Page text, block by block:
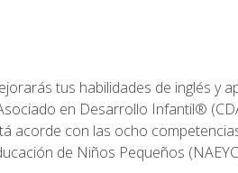
tus habilidades de inglés y
en Desarrollo Infantil®
acorde con las ocho
de Niños Pequeños